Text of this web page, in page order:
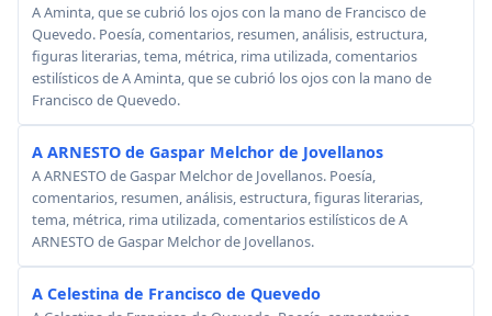
A Aminta, que se cubrió los ojos con la mano de Francisco de
Quevedo. Poesía, comentarios, resumen, análisis, estructura,
figuras literarias, tema, métrica, rima utilizada, comentarios
estilísticos de A Aminta, que se cubrió los ojos con la mano de
Francisco de Quevedo.
A ARNESTO de Gaspar Melchor de Jovellanos
A ARNESTO de Gaspar Melchor de Jovellanos. Poesía,
comentarios, resumen, análisis, estructura, figuras literarias,
tema, métrica, rima utilizada, comentarios estilísticos de A
ARNESTO de Gaspar Melchor de Jovellanos.
A Celestina de Francisco de Quevedo